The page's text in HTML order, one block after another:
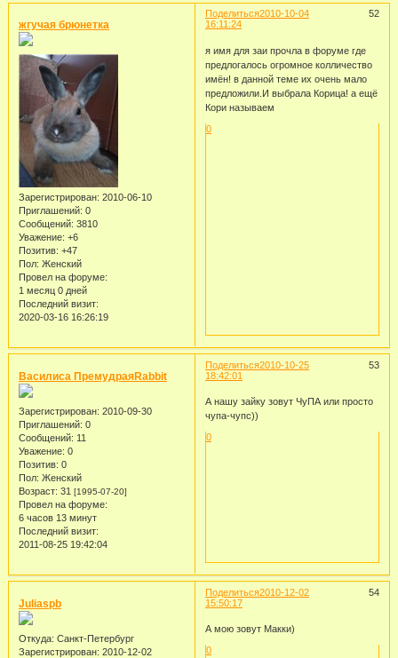
Поделиться 52
2010-10-04
16:11:24
жгучая брюнетка
Зарегистрирован: 2010-06-10
Приглашений: 0
Сообщений: 3810
Уважение: +6
Позитив: +47
Пол: Женский
Провел на форуме:
1 месяц 0 дней
Последний визит:
2020-03-16 16:26:19
я имя для заи прочла в форуме где
предлогалось огромное колличество
имён! в данной теме их очень мало
предложили.И выбрала Корица! а ещё
Кори называем
0
Поделиться 53
2010-10-25
18:42:01
Василиса ПремудраяRabbit
Зарегистрирован: 2010-09-30
Приглашений: 0
Сообщений: 11
Уважение: 0
Позитив: 0
Пол: Женский
Возраст: 31 [1995-07-20]
Провел на форуме:
6 часов 13 минут
Последний визит:
2011-08-25 19:42:04
А нашу зайку зовут ЧуПА или просто
чупа-чупс))
0
Поделиться 54
2010-12-02
15:50:17
Juliaspb
Откуда: Санкт-Петербург
Зарегистрирован: 2010-12-02
А мою зовут Макки)
0